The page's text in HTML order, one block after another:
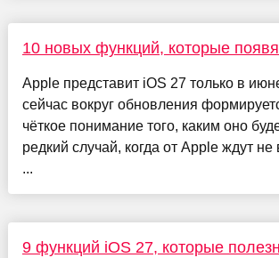
10 новых функций, которые
Apple представит iOS 27 только в
сейчас вокруг обновления
чёткое понимание того, каким оно
редкий случай, когда от Apple ждут
...
9 функций iOS 27, которые